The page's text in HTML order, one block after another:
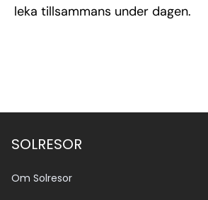
leka tillsammans under dagen.
SOLRESOR
Om Solresor